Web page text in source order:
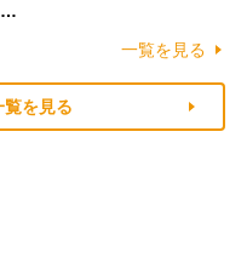
…
一覧を見る
を見る